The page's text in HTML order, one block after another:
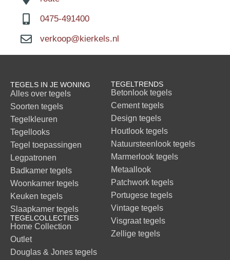
0475-491400
verkoop@kierkels.nl
TEGELS IN JE WONING
Alles over tegels
Soorten tegels
Tegelkleuren
Tegellooks
Tegel toepassingen
Legpatronen
Badkamer tegels
Woonkamer tegels
Keuken tegels
Slaapkamer tegels
TEGELCOLLECTIES
Home Collection
Outlet
Douglas & Jones tegels
TEGELTRENDS
Betonlook tegels
Cement tegels
Design tegels
Houtlook tegels
Natuursteenlook tegels
Marmerlook tegels
Metaallook
Patchwork tegels
Portugese tegels
Vintage tegels
Visgraat tegels
Zellige tegels